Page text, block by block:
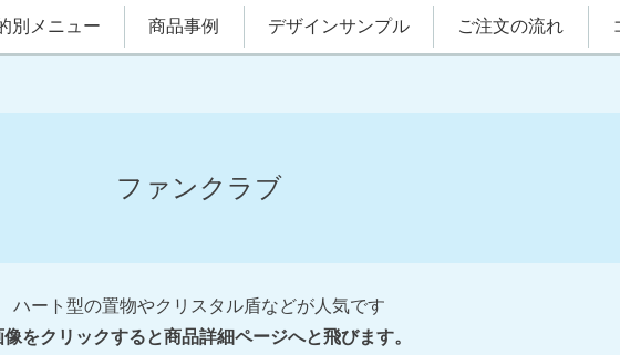
別メニュー 商品事例 デザインサンプル ご注文の流れ
ファンクラブ
ハート型の置物やクリスタル盾などが人気です
像をクリックすると商品詳細ページへと飛びます。